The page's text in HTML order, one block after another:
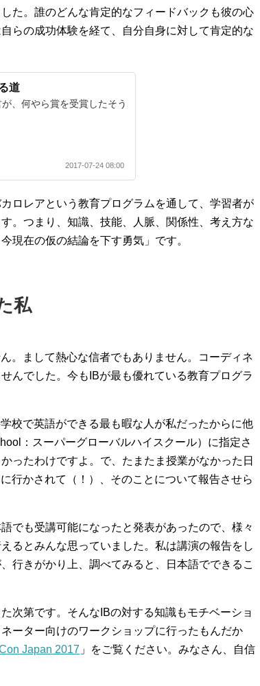
た。誰のどんな肯定的なフィードバックも彼の心
らの成功体験を経て、自分自身に対して肯定的な
道
、何やら賞を受賞したそう
2017-07-24 08:00
ロレアという教育プログラムを通して、学習者が
。つまり、知識、技能、人脈、関係性、考え方な
現在の仮の結論を下す勇気」です。
私
。まして熱心な信者でもありません。コーディネ
んでした。今もIBが最も優れている教育プログラ
校で英語ができる最も暇な人が私だったからに他
：スーパーグローバルハイスクール）に指定さ
ったわけですよ。で、たまたま授業がなかった日
行かされて（！）、そのことについて報告させら
でも受講可能になったと発表があったので、様々
るとみんな思っていました。私は講演の報告をし
行きがかり上、調べてみると、日本語でできるこ
次第です。そんなIBの対する知識もモチベーショ
ーター向けのワークショップに行ったもんだか
Japan 2017 」をご覧ください。みなさん、自信